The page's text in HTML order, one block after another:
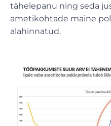
tähelepanu ning seda
ametikohtade maine
alahinnatud.